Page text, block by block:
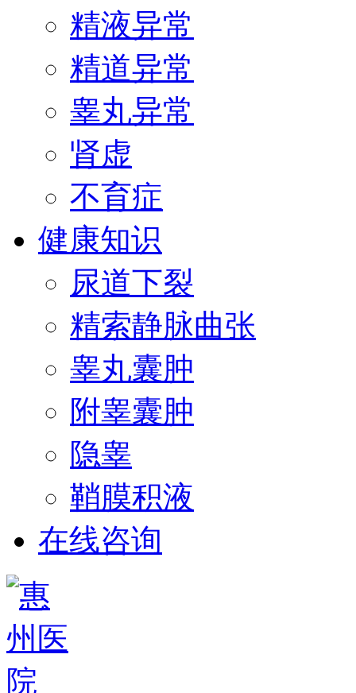
精液异常
精道异常
睾丸异常
肾虚
不育症
健康知识
尿道下裂
精索静脉曲张
睾丸囊肿
附睾囊肿
隐睾
鞘膜积液
在线咨询